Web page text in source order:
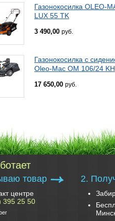
Газонокосилка OLEO-
LUX 55 TK
3 490,00 руб.
Газонокосилка с
Oleo-Mac OM 106/24 KH
17 650,00 руб.
товар
центре
395 25 50
2.